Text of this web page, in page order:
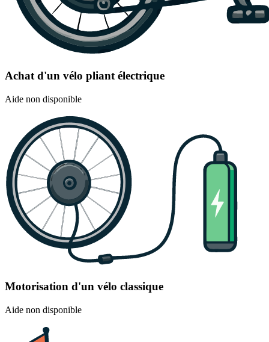
Achat d'un vélo pliant électrique
Aide non disponible
Motorisation d'un vélo classique
Aide non disponible